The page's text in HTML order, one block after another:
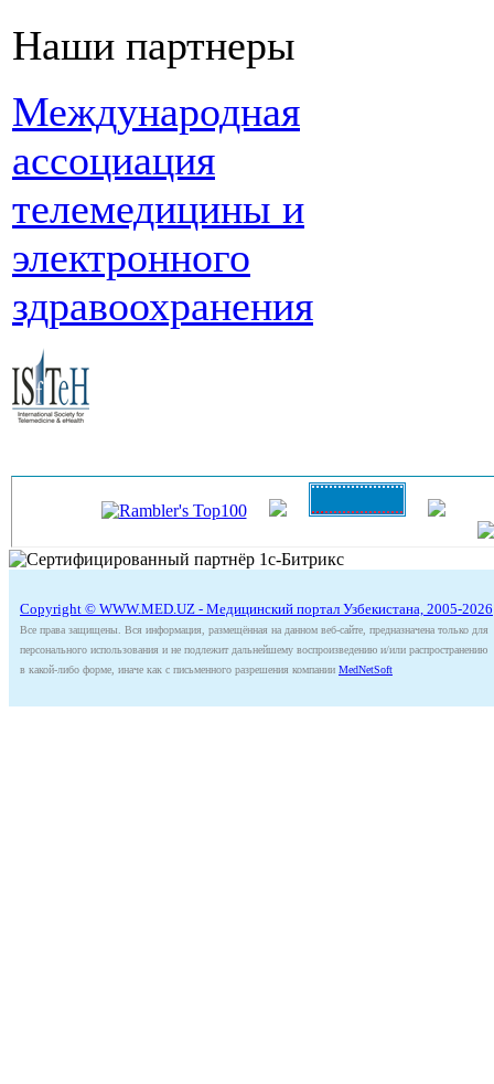
Наши партнеры
Международная
ассоциация
телемедицины и
электронного
здравоохранения
Copyright © WWW.MED.UZ - Медицинский портал Узбекистана, 2005-2026
Все права защищены. Вся информация, размещённая на данном веб-сайте, предназначена только для
персонального использования и не подлежит дальнейшему воспроизведению и/или распространению
в какой-либо форме, иначе как с письменного разрешения компании MedNetSoft